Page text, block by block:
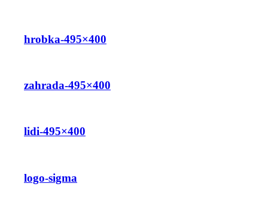
hrobka-495×400
zahrada-495×400
lidi-495×400
logo-sigma